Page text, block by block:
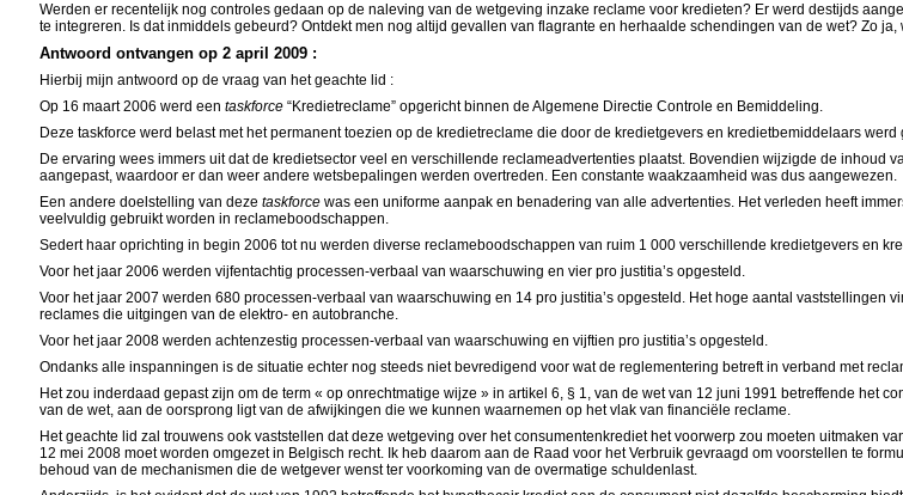
Werden er recentelijk nog controles gedaan op de naleving van de wetgeving inzake reclame voor kredieten? Er werd destijds
te integreren. Is dat inmiddels gebeurd? Ontdekt men nog altijd gevallen van flagrante en herhaalde schendingen van de wet? Zo
Antwoord ontvangen op 2 april 2009 :
Hierbij mijn antwoord op de vraag van het geachte lid :
Op 16 maart 2006 werd eentaskforce “Kredietreclame” opgericht binnen de Algemene Directie Controle en Bemiddeling.
Deze taskforce werd belast met het permanent toezien op de kredietreclame die door de kredietgevers en kredietbemiddelaars
De ervaring wees immers uit dat de kredietsector veel en verschillende reclameadvertenties plaatst. Bovendien wijzigde de
aangepast, waardoor er dan weer andere wetsbepalingen werden overtreden. Een constante waakzaamheid was dus aangewezen.
Een andere doelstelling van dezetaskforce was een uniforme aanpak en benadering van alle advertenties. Het verleden heeft
veelvuldig gebruikt worden in reclameboodschappen.
Sedert haar oprichting in begin 2006 tot nu werden diverse reclameboodschappen van ruim 1 000 verschillende kredietgevers en
Voor het jaar 2006 werden vijfentachtig processen-verbaal van waarschuwing en vier pro justitia’s opgesteld.
Voor het jaar 2007 werden 680 processen-verbaal van waarschuwing en 14 pro justitia’s opgesteld. Het hoge aantal
reclames die uitgingen van de elektro- en autobranche.
Voor het jaar 2008 werden achtenzestig processen-verbaal van waarschuwing en vijftien pro justitia’s opgesteld.
Ondanks alle inspanningen is de situatie echter nog steeds niet bevredigend voor wat de reglementering betreft in verband met
Het zou inderdaad gepast zijn om de term « op onrechtmatige wijze » in artikel 6, § 1, van de wet van 12 juni 1991 betreffende het
van de wet, aan de oorsprong ligt van de afwijkingen die we kunnen waarnemen op het vlak van financiële reclame.
Het geachte lid zal trouwens ook vaststellen dat deze wetgeving over het consumentenkrediet het voorwerp zou moeten
12 mei 2008 moet worden omgezet in Belgisch recht. Ik heb daarom aan de Raad voor het Verbruik gevraagd om voorstellen te
behoud van de mechanismen die de wetgever wenst ter voorkoming van de overmatige schuldenlast.